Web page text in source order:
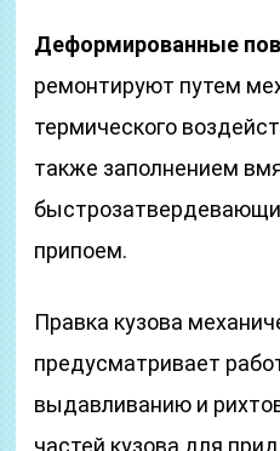
Деформированные
ремонтируют путем
термического
также заполнением
припоем.
Правка кузова
предусматривает
выдавливанию и
частей кузова для